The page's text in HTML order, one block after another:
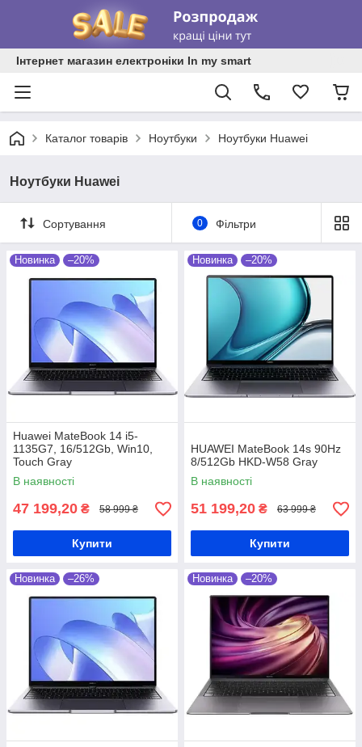
Інтернет магазин електроніки In my smart
Каталог товарів Ноутбуки Ноутбуки Huawei
Ноутбуки Huawei
Сортування 0 Фільтри
Новинка –20%
Huawei MateBook 14 i5-
1135G7, 16/512Gb, Win10,
Touch Gray
В наявності
47 199,20 ₴ 58 999 ₴
Купити
Новинка –20%
HUAWEI MateBook 14s 90Hz
8/512Gb HKD-W58 Gray
В наявності
51 199,20 ₴ 63 999 ₴
Купити
Новинка –26% Новинка –20%